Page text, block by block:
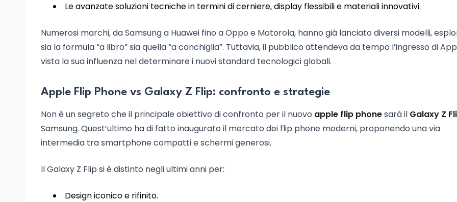
Le avanzate soluzioni tecniche in termini di cerniere, display flessibili e materiali innovativi.
Numerosi marchi, da Samsung a Huawei fino a Oppo e Motorola, hanno già lanciato diversi modelli,
sia la formula “a libro” sia quella “a conchiglia”. Tuttavia, il pubblico attendeva da tempo l’ingresso di
vista la sua influenza nel determinare i nuovi standard tecnologici globali.
Apple Flip Phone vs Galaxy Z Flip: confronto e strategie
Non è un segreto che il principale obiettivo di confronto per il nuovo apple flip phonesarà il Galaxy Z
Samsung. Quest’ultimo ha di fatto inaugurato il mercato dei flip phone moderni, proponendo una via
intermedia tra smartphone compatti e schermi generosi.
Il Galaxy Z Flip si è distinto negli ultimi anni per:
Design iconico e rifinito.